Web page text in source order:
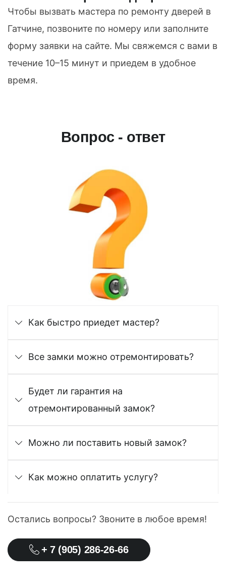
Чтобы вызвать мастера по ремонту дверей в
Гатчине, позвоните по номеру или заполните
форму заявки на сайте. Мы свяжемся с вами в
течение 10–15 минут и приедем в удобное
время.
Вопрос - ответ
Как быстро приедет мастер?
Все замки можно отремонтировать?
Будет ли гарантия на
отремонтированный замок?
Можно ли поставить новый замок?
Как можно оплатить услугу?
Остались вопросы? Звоните в любое время!
+ 7 (905) 286-26-66